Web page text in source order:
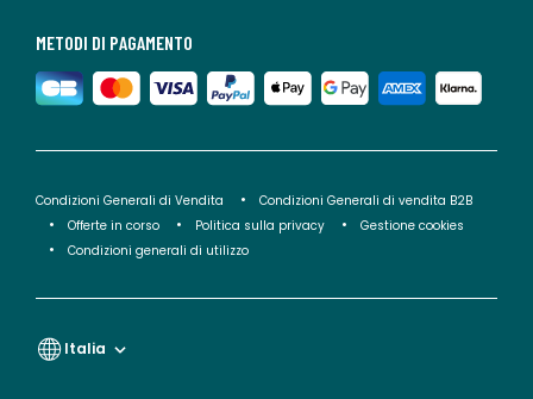
METODI DI PAGAMENTO
Condizioni Generali di Vendita
Condizioni Generali di vendita B2B
Offerte in corso
Politica sulla privacy
Gestione cookies
Condizioni generali di utilizzo
Italia